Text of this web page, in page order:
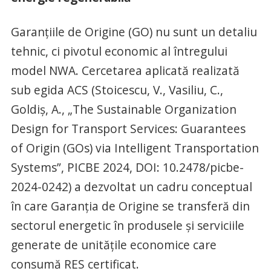
Garanțiile de Origine (GO) nu sunt un detaliu
tehnic, ci pivotul economic al întregului
model NWA. Cercetarea aplicată realizată
sub egida ACS (Stoicescu, V., Vasiliu, C.,
Goldiș, A., „The Sustainable Organization
Design for Transport Services: Guarantees
of Origin (GOs) via Intelligent Transportation
Systems”, PICBE 2024, DOI: 10.2478/picbe-
2024-0242) a dezvoltat un cadru conceptual
în care Garanția de Origine se transferă din
sectorul energetic în produsele și serviciile
generate de unitățile economice care
consumă RES certificat.